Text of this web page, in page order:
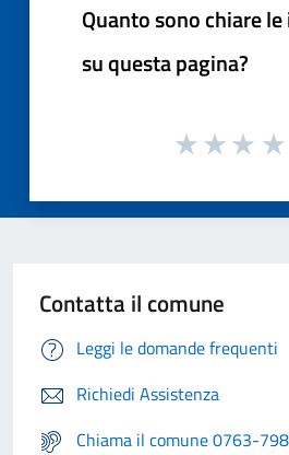
Quanto sono chiare
su questa pagina?
Contatta il comune
Leggi le domande frequenti
Richiedi Assistenza
Chiama il comune 0763-